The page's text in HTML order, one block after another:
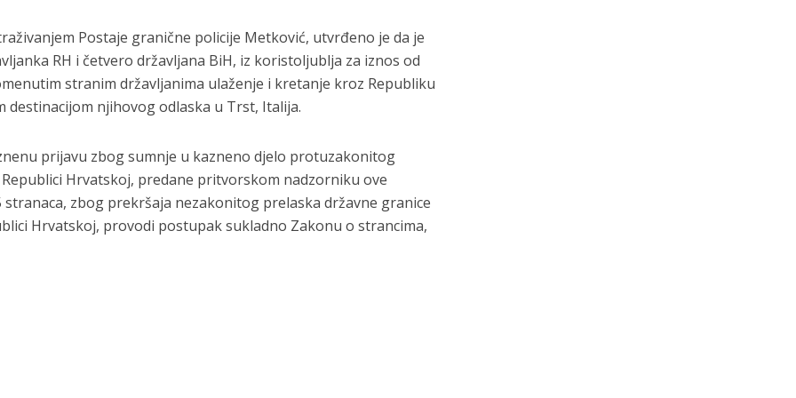
Postaje granične policije Metković, utvrđeno je da je
RH i četvero državljana BiH, iz koristoljublja za iznos od
stranim državljanima ulaženje i kretanje kroz Republiku
destinacijom njihovog odlaska u Trst, Italija.
prijavu zbog sumnje u kazneno djelo protuzakonitog
Hrvatskoj, predane pritvorskom nadzorniku ove
stranaca, zbog prekršaja nezakonitog prelaska državne granice
Hrvatskoj, provodi postupak sukladno Zakonu o strancima,